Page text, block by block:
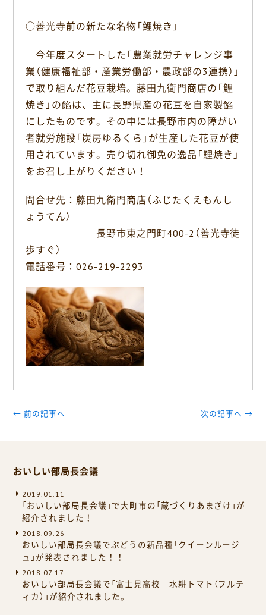
○善光寺前の新たな名物「鯉焼き」
今年度スタートした「農業就労チャレンジ事
業（健康福祉部・産業労働部・農政部の3連携）」
で取り組んだ花豆栽培。藤田九衛門商店の「鯉
焼き」の餡は、主に長野県産の花豆を自家製餡
にしたものです。その中には長野市内の障がい
者就労施設「炭房ゆるくら」が生産した花豆が使
用されています。売り切れ御免の逸品「鯉焼き」
をお召し上がりください！
問合せ先：藤田九衛門商店（ふじたくえもんし
ょうてん）
長野市東之門町400-2（善光寺徒
歩すぐ）
電話番号：026-219-2293
← 前の記事へ 次の記事へ →
おいしい部局長会議
2019.01.11
「おいしい部局長会議」で大町市の「蔵づくりあまざけ」が
紹介されました！
2018.09.26
おいしい部局長会議でぶどうの新品種「クイーンルージ
ュ」が発表されました！！
2018.07.17
おいしい部局長会議で「富士見高校 水耕トマト（フルテ
ィカ）」が紹介されました。